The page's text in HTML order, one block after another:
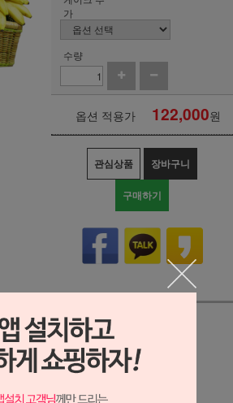
가
수량
옵션 적용가 122,000원
관심상품 장바구니
구매하기
상세정보 새창 열기
상세 정보를 확대해 보실 수 있습니다.